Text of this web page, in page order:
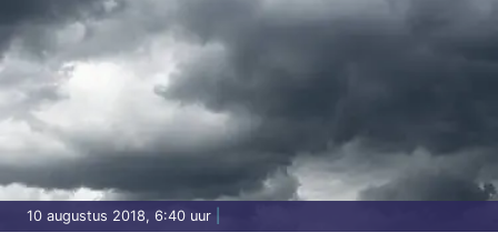
10 augustus 2018, 6:40 uur